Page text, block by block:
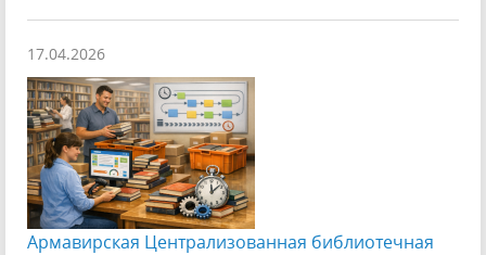
17.04.2026
Армавирская Централизованная библиотечная